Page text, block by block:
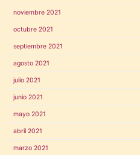
noviembre 2021
octubre 2021
septiembre 2021
agosto 2021
julio 2021
junio 2021
mayo 2021
abril 2021
marzo 2021